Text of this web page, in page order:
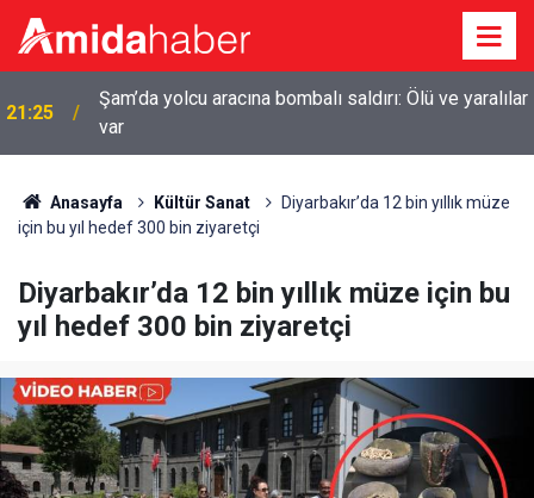
20:44 Diyarbakır’da sulama kanalına giren genç boğuldu
Anasayfa Kültür Sanat
Diyarbakır’da 12 bin yıllık müze
için bu yıl hedef 300 bin ziyaretçi
Diyarbakır’da 12 bin yıllık müze için bu
yıl hedef 300 bin ziyaretçi